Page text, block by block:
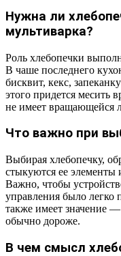
Нужна ли
мультиварка?
Роль хлебопечки
В чаше последнего
бисквит, кекс,
этого придется месить
не имеет вращающейся
Что важно при
Выбирая хлебопечку,
стыкуются ее элементы
Важно, чтобы
управления было легко
также имеет значение
обычно дороже.
В чем смысл